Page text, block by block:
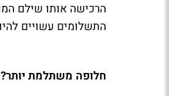
הרכישה אותו שילם
התשלומים עשויים
חלופה משתלמת יותר?